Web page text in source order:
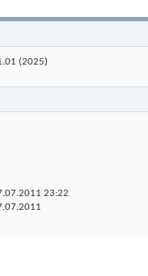
(2025)
23:22